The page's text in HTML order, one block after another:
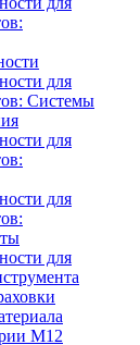
для
Системы
для
для
для